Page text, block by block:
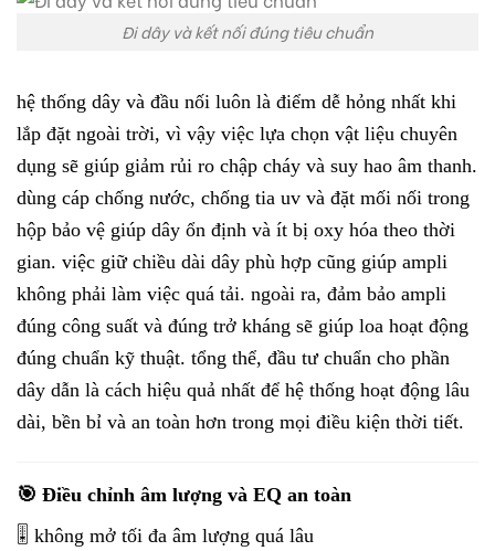
Đi dây và kết nối đúng tiêu chuẩn
hệ thống dây và đầu nối luôn là điểm dễ hỏng nhất khi
lắp đặt ngoài trời, vì vậy việc lựa chọn vật liệu chuyên
dụng sẽ giúp giảm rủi ro chập cháy và suy hao âm thanh.
dùng cáp chống nước, chống tia uv và đặt mối nối trong
hộp bảo vệ giúp dây ổn định và ít bị oxy hóa theo thời
gian. việc giữ chiều dài dây phù hợp cũng giúp ampli
không phải làm việc quá tải. ngoài ra, đảm bảo ampli
đúng công suất và đúng trở kháng sẽ giúp loa hoạt động
đúng chuẩn kỹ thuật. tổng thể, đầu tư chuẩn cho phần
dây dẫn là cách hiệu quả nhất để hệ thống hoạt động lâu
dài, bền bỉ và an toàn hơn trong mọi điều kiện thời tiết.
🎯 Điều chỉnh âm lượng và EQ an toàn
🎚️ không mở tối đa âm lượng quá lâu